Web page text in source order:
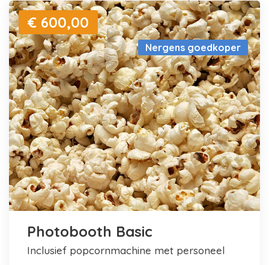
Nergens goedkoper
€ 600,00
Photobooth Basic
inclusief popcornmachine met personeel